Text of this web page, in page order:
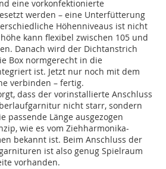
eine vorkonfektionierte
werden – eine Unterfütterung
Höhenniveaus ist nicht
kann flexibel zwischen 105 und
Danach wird der Dichtanstrich
Box normgerecht in die
ist. Jetzt nur noch mit dem
verbinden – fertig.
dass der vorinstallierte Anschluss
nicht starr, sondern
passende Länge ausgezogen
wie es vom Ziehharmonika-
bekannt ist. Beim Anschluss der
ist also genug Spielraum
vorhanden.